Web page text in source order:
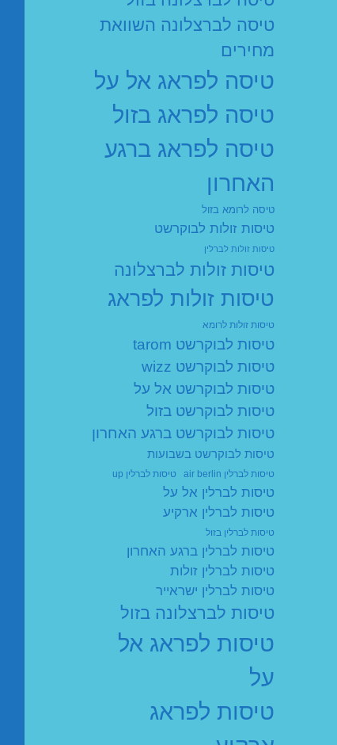
טיסה לברצלונה השוואת
מחירים
טיסה לפראג אל על
טיסה לפראג בזול
טיסה לפראג ברגע
האחרון
טיסה לרומא בזול
טיסות זולות לבוקרשט
טיסות זולות לברלין
טיסות זולות לברצלונה
טיסות זולות לפראג
טיסות זולות לרומא
טיסות לבוקרשט tarom
טיסות לבוקרשט wizz
טיסות לבוקרשט אל על
טיסות לבוקרשט בזול
טיסות לבוקרשט ברגע האחרון
טיסות לבוקרשט בשבועות
טיסות לברלין air berlin טיסות לברלין up
טיסות לברלין אל על
טיסות לברלין ארקיע
טיסות לברלין בזול
טיסות לברלין ברגע האחרון
טיסות לברלין זולות
טיסות לברלין ישראייר
טיסות לברצלונה בזול
טיסות לפראג אל
על
טיסות לפראג